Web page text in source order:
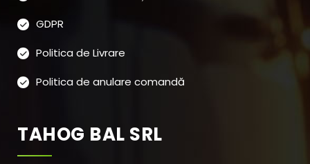
GDPR
Politica de Livrare
Politica de anulare comandă
TAHOG BAL SRL